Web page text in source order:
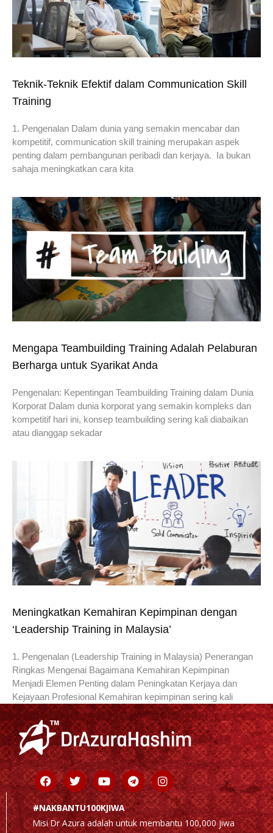
Teknik-Teknik Efektif dalam Communication Skill
Training
1. Pengenalan Dalam dunia yang semakin mencabar dan
kompetitif, communication skill training merupakan aspek
penting dalam pembangunan peribadi dan kerjaya. Ia bukan
sahaja meningkatkan cara kita
Mengapa Teambuilding Training Adalah Pelaburan
Berharga untuk Syarikat Anda
Pengenalan: Kepentingan Teambuilding Training dalam Dunia
Korporat Dalam dunia korporat yang semakin kompleks dan
kompetitif hari ini, konsep teambuilding sering kali diabaikan
atau dianggap sekadar
Meningkatkan Kemahiran Kepimpinan dengan
‘Leadership Training in Malaysia’
1. Pengenalan (Leadership Training in Malaysia) Penerangan
Ringkas Mengenai Bagaimana Kemahiran Kepimpinan
Menjadi Elemen Penting dalam Peningkatan Kerjaya dan
Kejayaan Profesional Kemahiran kepimpinan sering kali
Facebook
TwitterYoutubeTelegramInstagram
#NAKBANTU100KJIWA
Misi Dr Azura adalah untuk membantu 100,000 jiwa